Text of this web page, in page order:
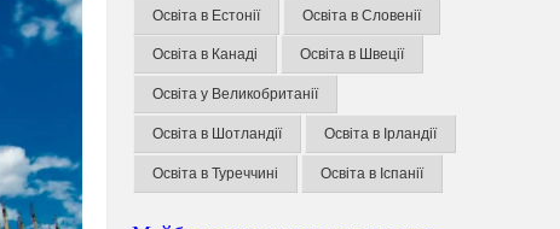
Освіта в Естонії Освіта в Словенії
Освіта в Канаді Освіта в Швеції
Освіта у Великобританії
Освіта в Шотландії Освіта в Ірландії
Освіта в Туреччині Освіта в Іспанії